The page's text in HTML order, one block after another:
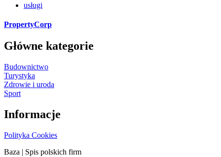
usługi
PropertyCorp
Główne kategorie
Budownictwo
Turystyka
Zdrowie i uroda
Sport
Informacje
Polityka Cookies
Baza | Spis polskich firm